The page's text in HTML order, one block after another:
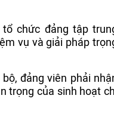
chức đảng tập
vụ và giải pháp
đảng viên phải
trọng của sinh hoạt